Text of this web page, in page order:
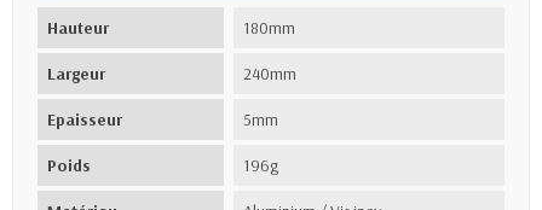
Hauteur 180mm
Largeur 240mm
Epaisseur 5mm
Poids 196g